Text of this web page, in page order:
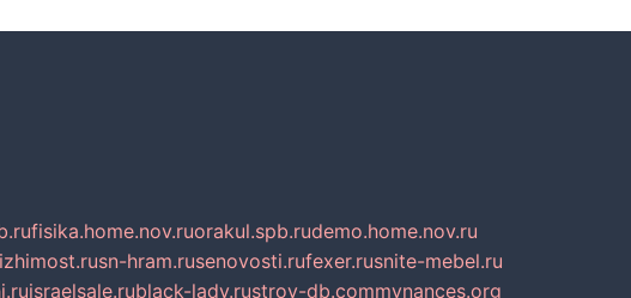
fisika.home.nov.ruorakul.spb.rudemo.home.nov.ru
sn-hram.rusenovosti.rufexer.rusnite-mebel.ru
israelsale.rublack-lady.rustroy-db.commynances.org